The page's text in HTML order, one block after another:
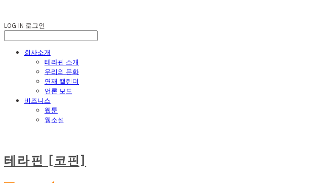
LOG IN 로그인
회사소개
테라핀 소개
우리의 문화
연재 캘린더
언론 보도
비즈니스
웹툰
웹소설
테라핀 [코핀]